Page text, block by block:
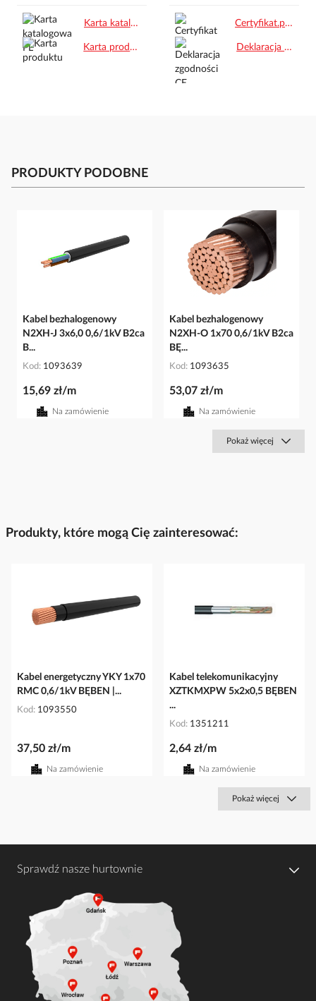
Karta katalogowa PL.pdf
Karta produktu.pdf
Certyfikat.pdf
Deklaracja zgodności CE.pdf
PRODUKTY PODOBNE
Kabel bezhalogenowy
N2XH-J 3x6,0 0,6/1kV B2ca
B...
Kod 1093639
15,69 zł/m
Na zamówienie
Kabel bezhalogenowy
N2XH-O 1x70 0,6/1kV B2ca
BĘ...
Kod 1093635
53,07 zł/m
Na zamówienie
Pokaż więcej
Produkty, które mogą Cię zainteresować:
Kabel energetyczny YKY 1x70
RMC 0,6/1kV BĘBEN |...
Kod 1093550
37,50 zł/m
Na zamówienie
Kabel telekomunikacyjny
XZTKMXPW 5x2x0,5 BĘBEN
...
Kod 1351211
2,64 zł/m
Na zamówienie
Pokaż więcej
Sprawdź nasze hurtownie